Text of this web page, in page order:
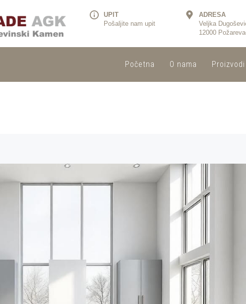
UPIT
Pošaljite nam upit
ADRESA
Veljka
12000
Početna O nama Proizvodi